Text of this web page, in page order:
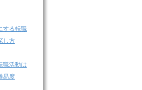
する転職
し方
職活動は
易度